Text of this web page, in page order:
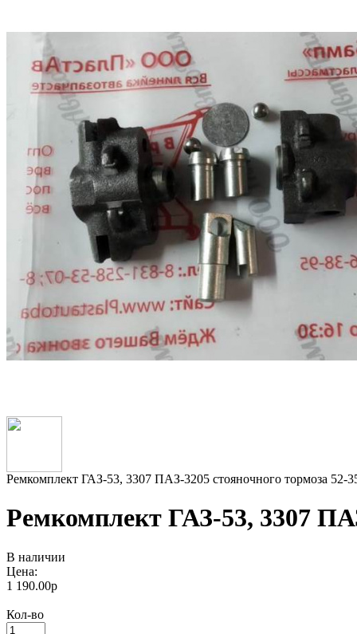
Ремкомплект ГАЗ-53, 3307 ПАЗ-3205 стояночного тормоза 52-
Ремкомплект ГАЗ-53, 3307
В наличии
Цена:
1 190.00р
Кол-во